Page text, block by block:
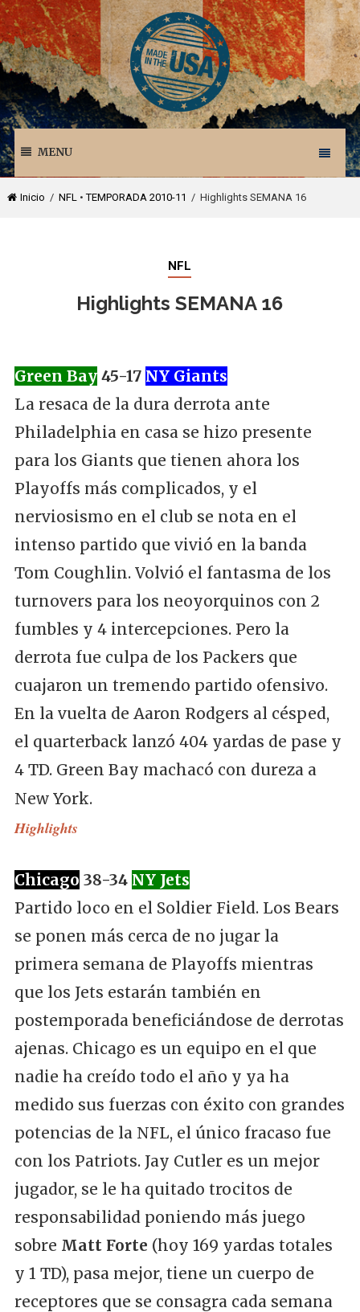
MENU
Inicio / NFL•TEMPORADA 2010-11 / Highlights SEMANA 16
NFL
Highlights SEMANA 16
Green Bay45-17 NY Giants
La resaca de la dura derrota ante
Philadelphia en casa se hizo presente
para los Giants que tienen ahora los
Playoffs más complicados, y el
nerviosismo en el club se nota en el
intenso partido que vivió en la banda
Tom Coughlin. Volvió el fantasma de los
turnovers para los neoyorquinos con 2
fumbles y 4 intercepciones. Pero la
derrota fue culpa de los Packers que
cuajaron un tremendo partido ofensivo.
En la vuelta de Aaron Rodgers al césped,
el quarterback lanzó 404 yardas de pase y
4 TD. Green Bay machacó con dureza a
New York.
Highlights
Chicago 38-34 NY Jets
Partido loco en el Soldier Field. Los Bears
se ponen más cerca de no jugar la
primera semana de Playoffs mientras
que los Jets estarán también en
postemporada beneficiándose de derrotas
ajenas. Chicago es un equipo en el que
nadie ha creído todo el año y ya ha
medido sus fuerzas con éxito con grandes
potencias de la NFL, el único fracaso fue
con los Patriots. Jay Cutler es un mejor
jugador, se le ha quitado trocitos de
responsabilidad poniendo más juego
sobre Matt Forte (hoy 169 yardas totales
y 1 TD), pasa mejor, tiene un cuerpo de
receptores que se consagra cada semana